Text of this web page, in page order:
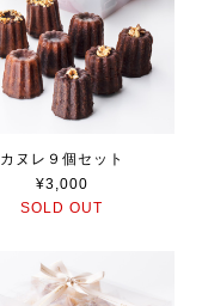
カヌレ９個セット
¥3,000
SOLD OUT